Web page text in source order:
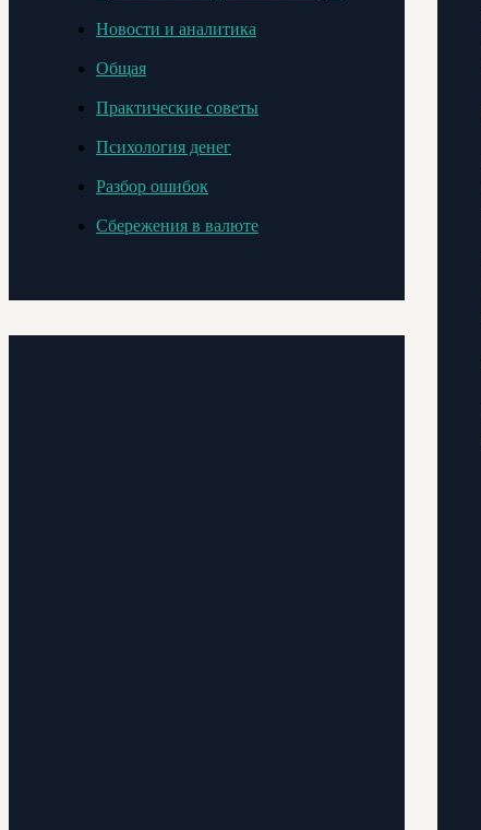
Новости и аналитика
Общая
Практические советы
Психология денег
Разбор ошибок
Сбережения в валюте